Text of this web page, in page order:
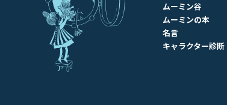
ムーミン谷
ムーミンの本
名言
キャラクター診断